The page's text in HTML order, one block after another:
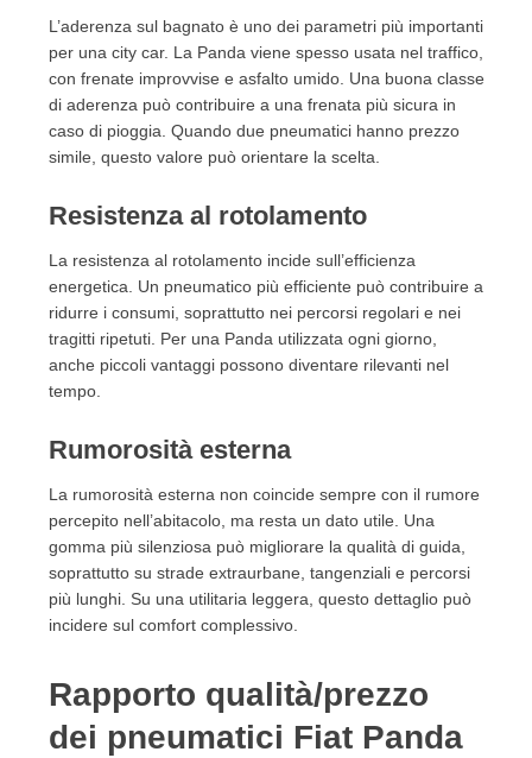
L’aderenza sul bagnato è uno dei parametri più importanti
per una city car. La Panda viene spesso usata nel traffico,
con frenate improvvise e asfalto umido. Una buona classe
di aderenza può contribuire a una frenata più sicura in
caso di pioggia. Quando due pneumatici hanno prezzo
simile, questo valore può orientare la scelta.
Resistenza al rotolamento
La resistenza al rotolamento incide sull’efficienza
energetica. Un pneumatico più efficiente può contribuire a
ridurre i consumi, soprattutto nei percorsi regolari e nei
tragitti ripetuti. Per una Panda utilizzata ogni giorno,
anche piccoli vantaggi possono diventare rilevanti nel
tempo.
Rumorosità esterna
La rumorosità esterna non coincide sempre con il rumore
percepito nell’abitacolo, ma resta un dato utile. Una
gomma più silenziosa può migliorare la qualità di guida,
soprattutto su strade extraurbane, tangenziali e percorsi
più lunghi. Su una utilitaria leggera, questo dettaglio può
incidere sul comfort complessivo.
Rapporto qualità/prezzo
dei pneumatici Fiat Panda